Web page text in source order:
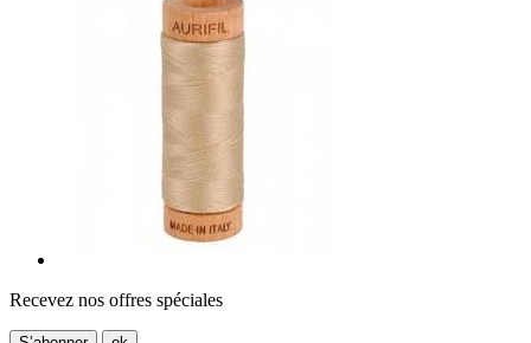
Recevez nos offres spéciales